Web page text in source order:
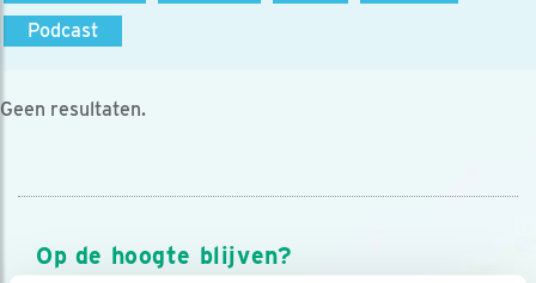
Podcast
Geen resultaten.
Op de hoogte blijven?